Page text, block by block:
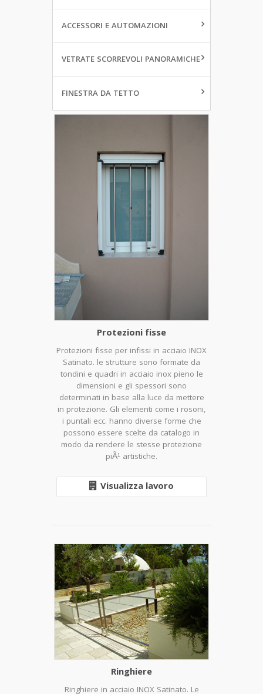
ACCESSORI E AUTOMAZIONI
VETRATE SCORREVOLI PANORAMICHE
FINESTRA DA TETTO
Protezioni fisse
Protezioni fisse per infissi in acciaio INOX
Satinato. le strutture sono formate da
tondini e quadri in acciaio inox pieno le
dimensioni e gli spessori sono
determinati in base alla luce da mettere
in protezione. Gli elementi come i rosoni,
i puntali ecc. hanno diverse forme che
possono essere scelte da catalogo in
modo da rendere le stesse protezione
piÃ¹ artistiche.
Visualizza lavoro
Ringhiere
Ringhiere in acciaio INOX Satinato. Le